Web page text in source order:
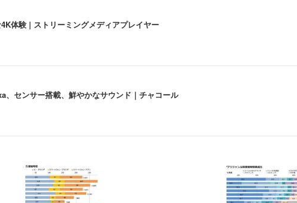
体験 | ストリーミングメディアプレイヤー
センサー搭載、鮮やかなサウンド｜チャコール
い 跳ね上げ式アームレスト コンパクト 約105度ロッキング pc 事務椅子 360度回
EV3240X-WT | 31.5型4K UHD・USB Type-C・ホワイト
1回使い捨て 無香料 ホワイト 300枚